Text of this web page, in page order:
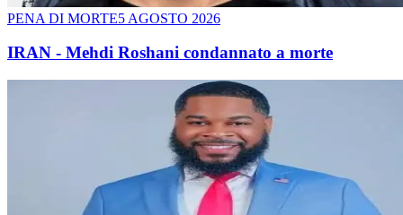
PENA DI MORTE5 AGOSTO 2026
IRAN - Mehdi Roshani condannato a morte